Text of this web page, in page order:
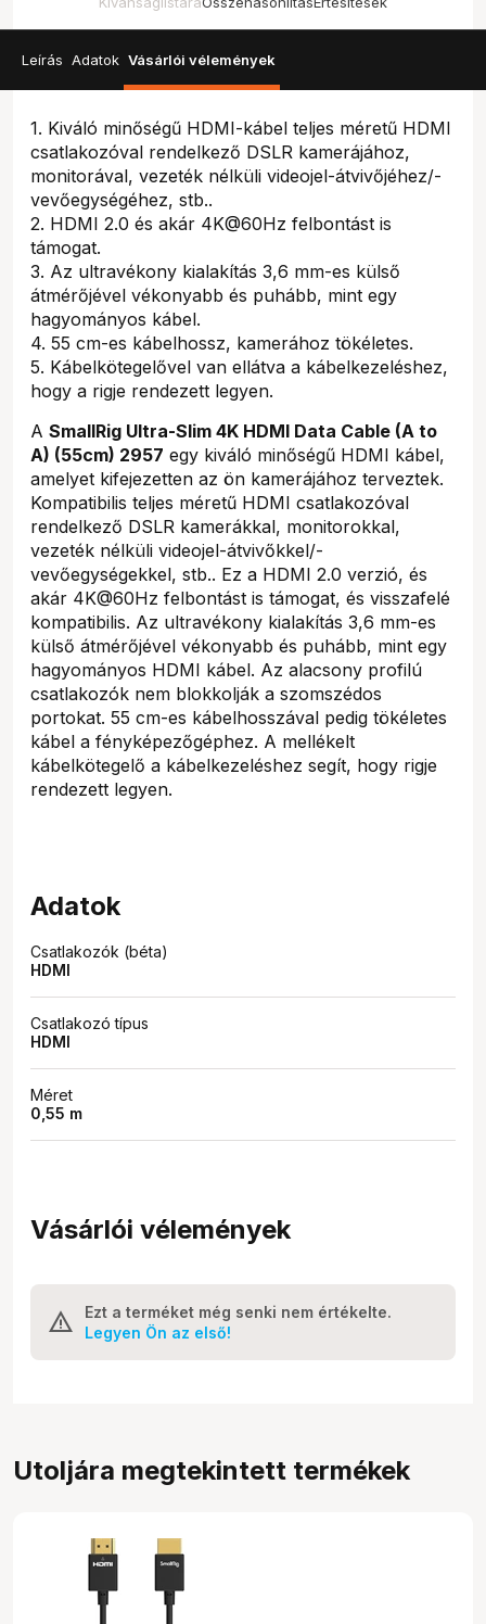
Leírás Adatok Vásárlói vélemények
1. Kiváló minőségű HDMI-kábel teljes méretű HDMI
csatlakozóval rendelkező DSLR kamerájához,
monitorával, vezeték nélküli videojel-átvivőjéhez/-
vevőegységéhez, stb..
2. HDMI 2.0 és akár 4K@60Hz felbontást is
támogat.
3. Az ultravékony kialakítás 3,6 mm-es külső
átmérőjével vékonyabb és puhább, mint egy
hagyományos kábel.
4. 55 cm-es kábelhossz, kamerához tökéletes.
5. Kábelkötegelővel van ellátva a kábelkezeléshez,
hogy a rigje rendezett legyen.
A SmallRig Ultra-Slim 4K HDMI Data Cable (A to
A) (55cm) 2957 egy kiváló minőségű HDMI kábel,
amelyet kifejezetten az ön kamerájához terveztek.
Kompatibilis teljes méretű HDMI csatlakozóval
rendelkező DSLR kamerákkal, monitorokkal,
vezeték nélküli videojel-átvivőkkel/-
vevőegységekkel, stb.. Ez a HDMI 2.0 verzió, és
akár 4K@60Hz felbontást is támogat, és visszafelé
kompatibilis. Az ultravékony kialakítás 3,6 mm-es
külső átmérőjével vékonyabb és puhább, mint egy
hagyományos HDMI kábel. Az alacsony profilú
csatlakozók nem blokkolják a szomszédos
portokat. 55 cm-es kábelhosszával pedig tökéletes
kábel a fényképezőgéphez. A mellékelt
kábelkötegelő a kábelkezeléshez segít, hogy rigje
rendezett legyen.
Adatok
Csatlakozók (béta)
HDMI
Csatlakozó típus
HDMI
Méret
0,55 m
Vásárlói vélemények
Ezt a terméket még senki nem értékelte.
Legyen Ön az első!
Utoljára megtekintett termékek